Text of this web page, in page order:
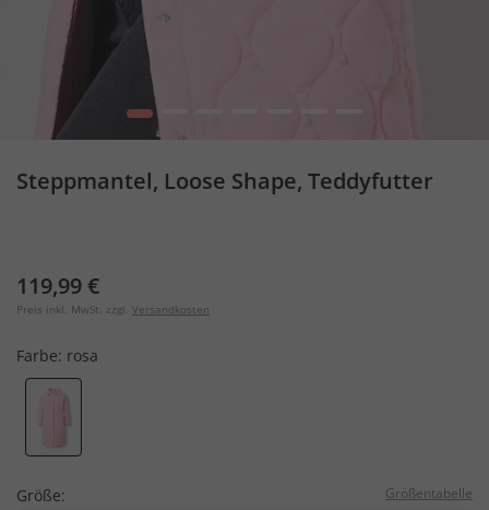
1 6
Steppmantel, Loose Shape, Teddyfutter
119,99 €
Preis inkl. MwSt. zzgl. Versandkosten
Farbe: rosa
Größe: Größentabelle